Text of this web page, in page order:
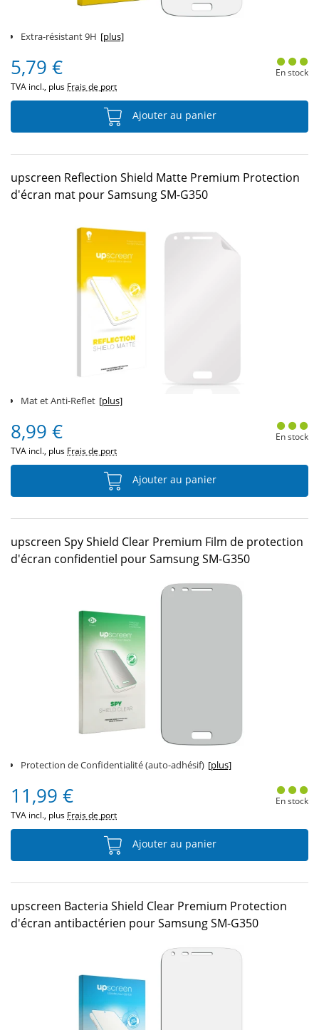
Extra-résistant 9H [plus]
5,79 €
TVA incl., plus Frais de port
En stock
Ajouter au panier
upscreen Reflection Shield Matte Premium Protection
d'écran mat pour Samsung SM-G350
Mat et Anti-Reflet [plus]
8,99 €
TVA incl., plus Frais de port
En stock
Ajouter au panier
upscreen Spy Shield Clear Premium Film de protection
d'écran confidentiel pour Samsung SM-G350
Protection de Confidentialité (auto-adhésif) [plus]
11,99 €
TVA incl., plus Frais de port
En stock
Ajouter au panier
upscreen Bacteria Shield Clear Premium Protection
d'écran antibactérien pour Samsung SM-G350